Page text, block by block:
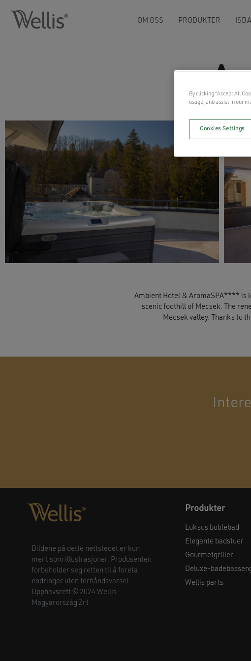
OM OSS PRODUKTER
Ambient Hotel & AromaSPA**** is
scenic foothill of Mecsek. The
Mecsek valley. Thanks to
Bildene på dette nettstedet er kun
ment som illustrasjoner. Produsenten
forbeholder seg retten til å foreta
endringer uten forhåndsvarsel.
Opphavsrett © 2024 Wellis
Magyarország Zrt.
Produkter
Luksus boblebad
Elegante badstuer
Gourmetgriller
Deluxe-
Wellis parts
By clicking “Accept All
usage, and assist in our
Cookies Settings